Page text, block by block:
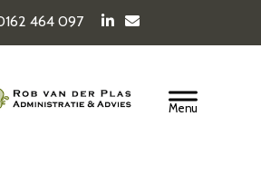
464 097
& van der
Header